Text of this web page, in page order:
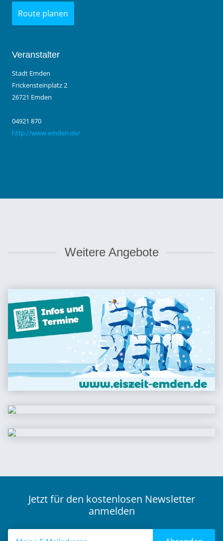
Route planen
Veranstalter
Stadt Emden
Frickensteinplatz 2
26721 Emden
04921 870
http://www.emden.de/
Weitere Angebote
Jetzt für den kostenlosen Newsletter
anmelden